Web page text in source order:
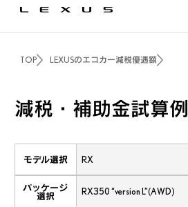
TOP LEXUSのエコカー減税優遇額
減税・補助金試算例
モデル選択
パッケージ
選択